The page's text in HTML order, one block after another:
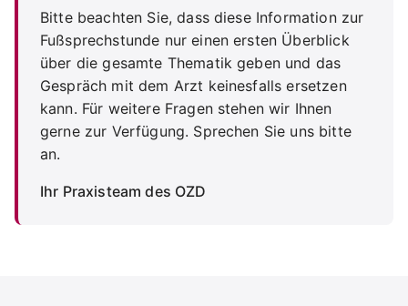
Bitte beachten Sie, dass diese Information zur
Fußsprechstunde nur einen ersten Überblick
über die gesamte Thematik geben und das
Gespräch mit dem Arzt keinesfalls ersetzen
kann. Für weitere Fragen stehen wir Ihnen
gerne zur Verfügung. Sprechen Sie uns bitte
an.
Ihr Praxisteam des OZD